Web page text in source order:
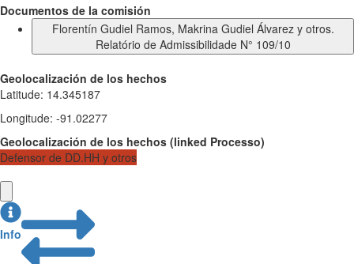
Documentos de la comisión
Florentín Gudiel Ramos, Makrina Gudiel Álvarez y otros.
Relatório de Admissibilidade N° 109/10
Geolocalización de los hechos
Latitude: 14.345187
Longitude: -91.02277
Geolocalización de los hechos (linked Processo)
Defensor de DD.HH y otros
Info